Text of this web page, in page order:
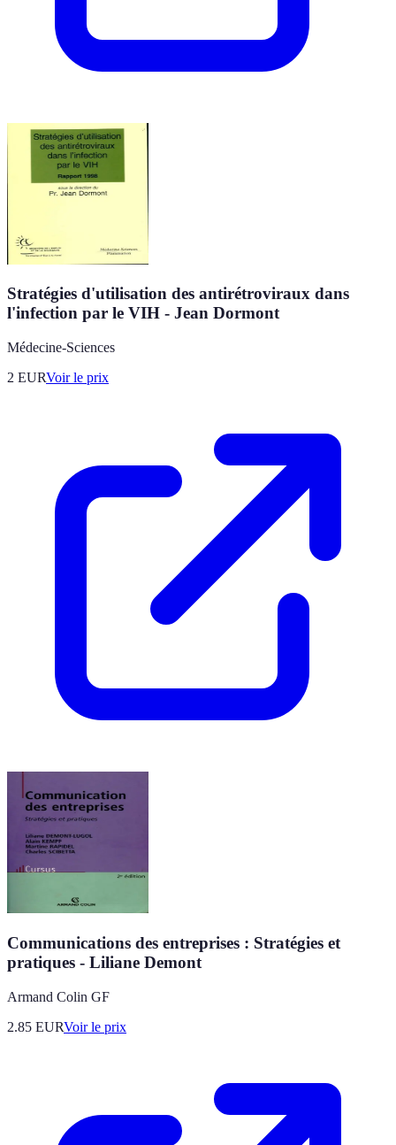
Stratégies d'utilisation des antirétroviraux dans
l'infection par le VIH - Jean Dormont
Médecine-Sciences
2 EURVoir le prix
Communications des entreprises : Stratégies et
pratiques - Liliane Demont
Armand Colin GF
2.85 EURVoir le prix